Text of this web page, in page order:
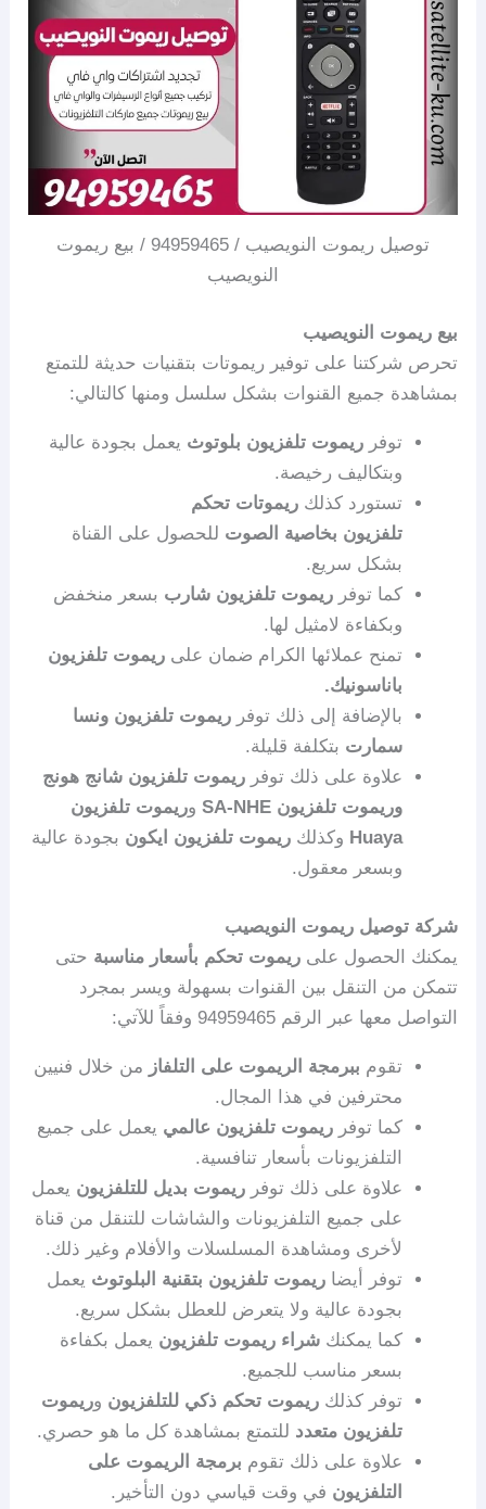
توصيل ريموت النويصيب / 94959465 / بيع ريموت
النويصيب
بيع ريموت النويصيب
تحرص شركتنا على توفير ريموتات بتقنيات حديثة للتمتع
بمشاهدة جميع القنوات بشكل سلسل ومنها كالتالي:
توفرريموت تلفزيون بلوتوث يعمل بجودة عالية
وبتكاليف رخيصة.
تستورد كذلكريموتات تحكم
تلفزيون بخاصية الصوت للحصول على القناة
بشكل سريع.
كما توفرريموت تلفزيون شارب بسعر منخفض
وبكفاءة لامثيل لها.
تمنح عملائها الكرام ضمان علىريموت تلفزيون
باناسونيك.
بالإضافة إلى ذلك توفر ريموت تلفزيون ونسا
سمارت بتكلفة قليلة.
علاوة على ذلك توفرريموت تلفزيون شانج هونج
وريموت تلفزيون SA-NHE
وريموت تلفزيون
Huaya وكذلكريموت تلفزيون ايكون بجودة عالية
وبسعر معقول.
شركة توصيل ريموت النويصيب
يمكنك الحصول علىريموت تحكم بأسعار مناسبة حتى
تتمكن من التنقل بين القنوات بسهولة ويسر بمجرد
التواصل معها عبر الرقم 94959465 وفقاً للآتي:
تقوم ببرمجة الريموت على التلفاز من خلال فنيين
محترفين في هذا المجال.
كما توفر ريموت تلفزيون عالمي يعمل على جميع
التلفزيونات بأسعار تنافسية.
علاوة على ذلك توفرريموت بديل للتلفزيون يعمل
على جميع التلفزيونات والشاشات للتنقل من قناة
لأخرى ومشاهدة المسلسلات والأفلام وغير ذلك.
توفر أيضاريموت تلفزيون بتقنية البلوتوث يعمل
بجودة عالية ولا يتعرض للعطل بشكل سريع.
كما يمكنكشراء ريموت تلفزيون يعمل بكفاءة
بسعر مناسب للجميع.
توفر كذلكريموت تحكم ذكي للتلفزيون وريموت
تلفزيون متعدد للتمتع بمشاهدة كل ما هو حصري.
علاوة على ذلك تقوم برمجة الريموت على
التلفزيون في وقت قياسي دون التأخير.